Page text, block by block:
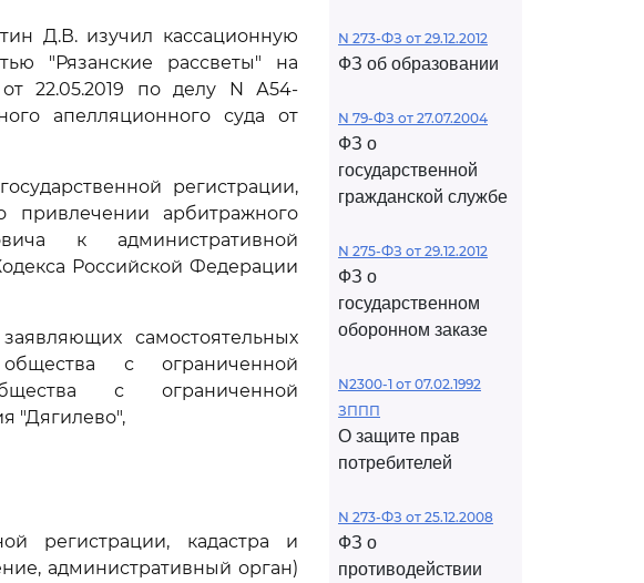
Д.В. изучил кассационную
"Рязанские рассветы" на
22.05.2019 по делу N А54-
апелляционного суда от
регистрации,
привлечении арбитражного
к административной
Российской Федерации
самостоятельных
с ограниченной
с ограниченной
"Дягилево",
регистрации, кадастра и
административный орган)
N 273-ФЗ от 29.12.2012
ФЗ об образовании
N 79-ФЗ от 27.07.2004
ФЗ о
государственной
гражданской службе
N 275-ФЗ от 29.12.2012
ФЗ о
государственном
оборонном заказе
N2300-1 от 07.02.1992
ЗППП
О защите прав
потребителей
N 273-ФЗ от 25.12.2008
ФЗ о
противодействии